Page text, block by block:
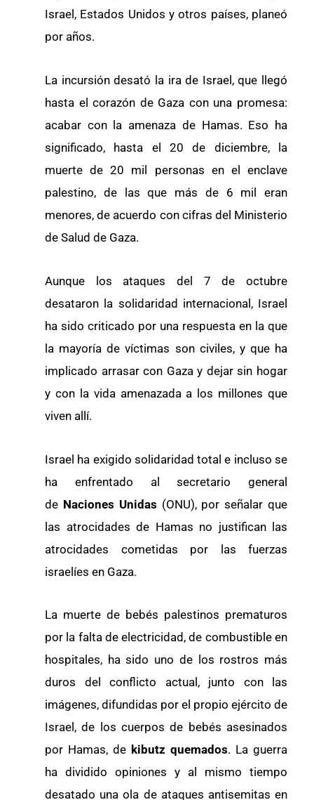
Israel, Estados Unidos y otros países, planeó
por años.
La incursión desató la ira de Israel, que llegó
hasta el corazón de Gaza con una promesa:
acabar con la amenaza de Hamas. Eso ha
significado, hasta el 20 de diciembre, la
muerte de 20 mil personas en el enclave
palestino, de las que más de 6 mil eran
menores, de acuerdo con cifras del Ministerio
de Salud de Gaza.
Aunque los ataques del 7 de octubre
desataron la solidaridad internacional, Israel
ha sido criticado por una respuesta en la que
la mayoría de víctimas son civiles, y que ha
implicado arrasar con Gaza y dejar sin hogar
y con la vida amenazada a los millones que
viven allí.
Israel ha exigido solidaridad total e incluso se
ha enfrentado al secretario general
de Naciones Unidas (ONU), por señalar que
las atrocidades de Hamas no justifican las
atrocidades cometidas por las fuerzas
israelíes en Gaza.
La muerte de bebés palestinos prematuros
por la falta de electricidad, de combustible en
hospitales, ha sido uno de los rostros más
duros del conflicto actual, junto con las
imágenes, difundidas por el propio ejército de
Israel, de los cuerpos de bebés asesinados
por Hamas, de kibutz quemados. La guerra
ha dividido opiniones y al mismo tiempo
desatado una ola de ataques antisemitas en